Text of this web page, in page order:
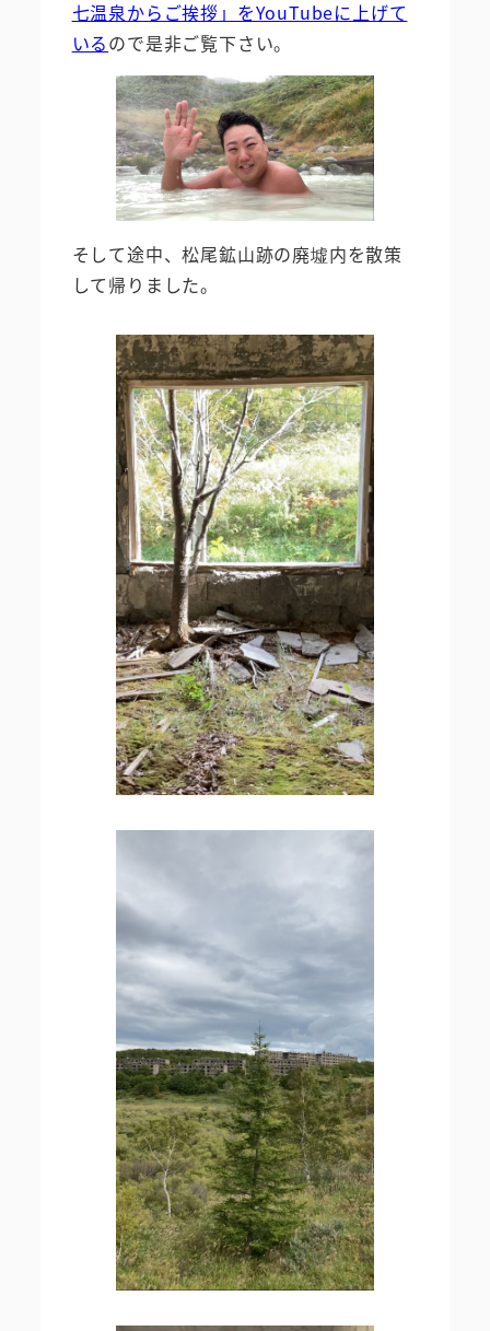
七温泉からご挨拶」をYouTubeに上げて
いるので是非ご覧下さい。
そして途中、松尾鉱山跡の廃墟内を散策
して帰りました。